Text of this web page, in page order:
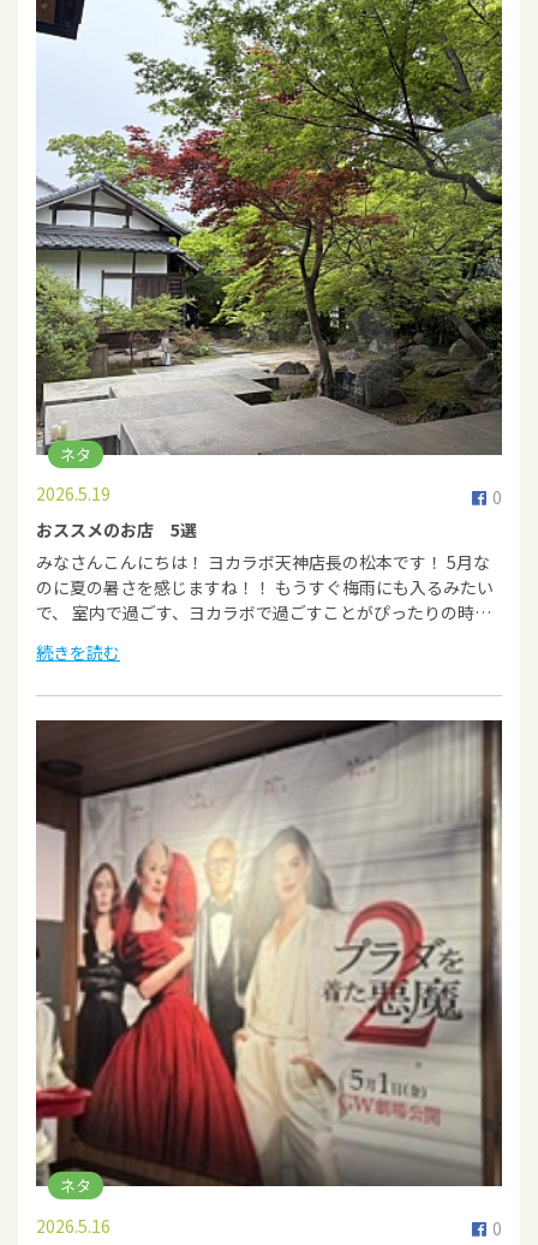
ネタ
0
2026.5.19
おススメのお店 5選
みなさんこんにちは！ ヨカラボ天神店長の松本です！ 5月な
のに夏の暑さを感じますね！！ もうすぐ梅雨にも入るみたい
で、 室内で過ごす、ヨカラボで過ごすことがぴったりの時…
続きを読む
ネタ
0
2026.5.16